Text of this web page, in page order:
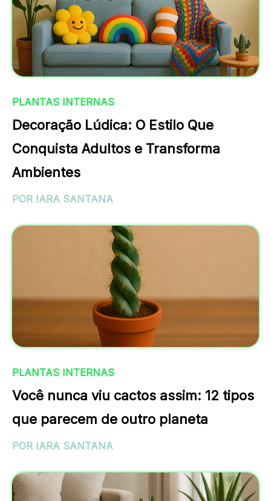
PLANTAS INTERNAS
Decoração Lúdica: O Estilo Que
Conquista Adultos e Transforma
Ambientes
POR IARA SANTANA
PLANTAS INTERNAS
Você nunca viu cactos assim: 12 tipos
que parecem de outro planeta
POR IARA SANTANA